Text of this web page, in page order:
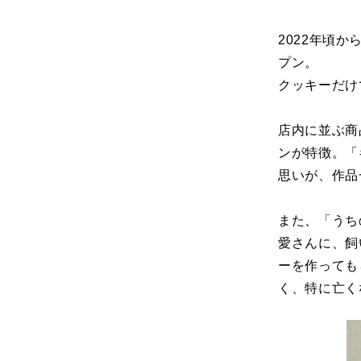
2022年頃か
プン。
クッキーだ
店内に並ぶ
ンが特徴。
思いが、作
また、「う
愛さんに、
ーを作って
く、特に亡